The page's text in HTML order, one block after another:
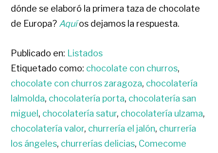
dónde se elaboró la primera taza de chocolate
de Europa? Aquí os dejamos la respuesta.
Publicado en: Listados
Etiquetado como: chocolate con churros,
chocolate con churros zaragoza, chocolatería
lalmolda, chocolatería porta, chocolatería san
miguel , chocolatería satur, chocolatería ulzama,
chocolatería valor, churrería el jalón, churrería
los ángeles, churrerías delicias, Comecome